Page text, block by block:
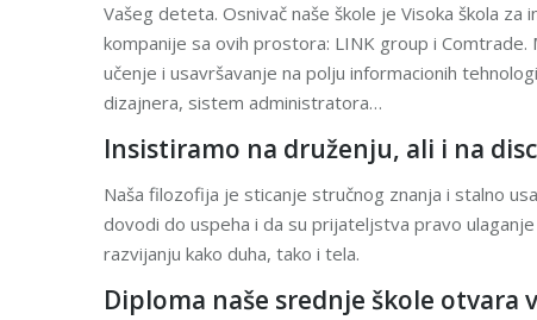
Vašeg deteta. Osnivač naše škole je Visoka škola
kompanije sa ovih prostora: LINK group i
učenje i usavršavanje na polju informacionih
dizajnera, sistem administratora…
Insistiramo na druženju, ali i na
Naša filozofija je sticanje stručnog znanja i stalno
dovodi do uspeha i da su prijateljstva pravo
razvijanju kako duha, tako i tela.
Diploma naše srednje škole